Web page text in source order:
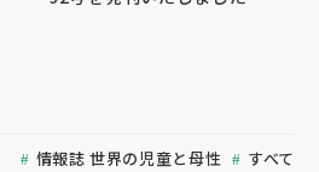
情報誌 世界の児童と母性 すべて